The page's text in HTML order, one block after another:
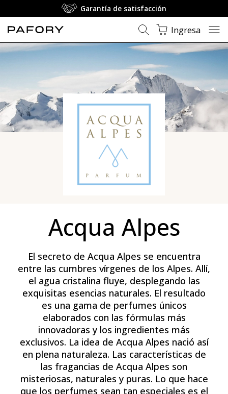
Garantía de satisfacción
Ingresa
Acqua Alpes
El secreto de Acqua Alpes se encuentra
entre las cumbres vírgenes de los Alpes. Allí,
el agua cristalina fluye, desplegando las
exquisitas esencias naturales. El resultado
es una gama de perfumes únicos
elaborados con las fórmulas más
innovadoras y los ingredientes más
exclusivos. La idea de Acqua Alpes nació así
en plena naturaleza. Las características de
las fragancias de Acqua Alpes son
misteriosas, naturales y puras. Lo que hace
que los perfumes sean tan especiales es el